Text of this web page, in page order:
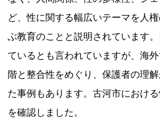
ど、性に関する幅広いテーマを人
ぶ教育のことと説明されています
ているとも言われていますが、海
階と整合性をめぐり、保護者の理
た事例もあります。古河市におけ
を確認しました。